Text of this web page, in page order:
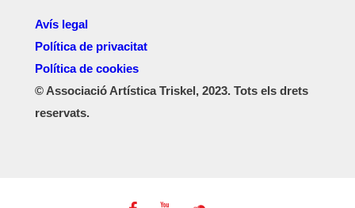
Avís legal
Política de privacitat
Política de cookies
© Associació Artística Triskel, 2023. Tots els drets
reservats.